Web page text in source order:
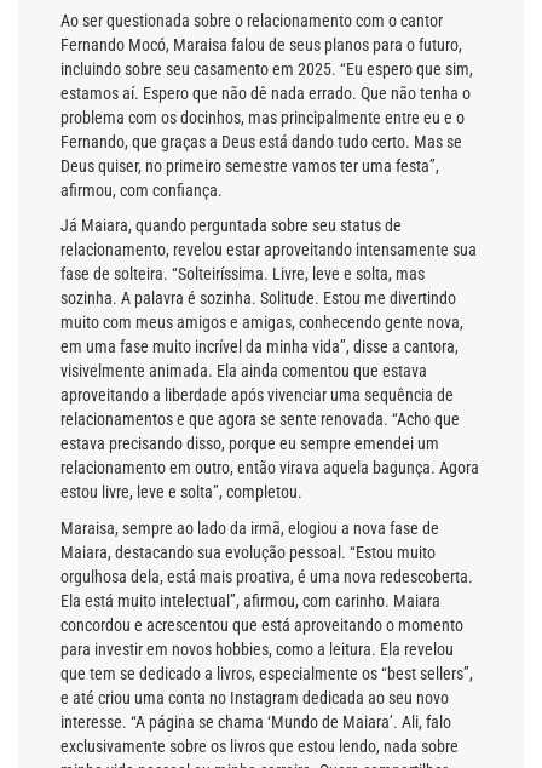
Ao ser questionada sobre o relacionamento com o cantor
Fernando Mocó, Maraisa falou de seus planos para o futuro,
incluindo sobre seu casamento em 2025. “Eu espero que sim,
estamos aí. Espero que não dê nada errado. Que não tenha o
problema com os docinhos, mas principalmente entre eu e o
Fernando, que graças a Deus está dando tudo certo. Mas se
Deus quiser, no primeiro semestre vamos ter uma festa”,
afirmou, com confiança.
Já Maiara, quando perguntada sobre seu status de
relacionamento, revelou estar aproveitando intensamente sua
fase de solteira. “Solteiríssima. Livre, leve e solta, mas
sozinha. A palavra é sozinha. Solitude. Estou me divertindo
muito com meus amigos e amigas, conhecendo gente nova,
em uma fase muito incrível da minha vida”, disse a cantora,
visivelmente animada. Ela ainda comentou que estava
aproveitando a liberdade após vivenciar uma sequência de
relacionamentos e que agora se sente renovada. “Acho que
estava precisando disso, porque eu sempre emendei um
relacionamento em outro, então virava aquela bagunça. Agora
estou livre, leve e solta”, completou.
Maraisa, sempre ao lado da irmã, elogiou a nova fase de
Maiara, destacando sua evolução pessoal. “Estou muito
orgulhosa dela, está mais proativa, é uma nova redescoberta.
Ela está muito intelectual”, afirmou, com carinho. Maiara
concordou e acrescentou que está aproveitando o momento
para investir em novos hobbies, como a leitura. Ela revelou
que tem se dedicado a livros, especialmente os “best sellers”,
e até criou uma conta no Instagram dedicada ao seu novo
interesse. “A página se chama ‘Mundo de Maiara’. Ali, falo
exclusivamente sobre os livros que estou lendo, nada sobre